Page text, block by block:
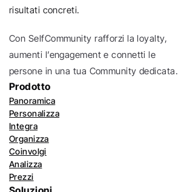
risultati concreti.
Con SelfCommunity rafforzi la loyalty,
aumenti l’engagement e connetti le
persone in una tua Community dedicata.
Prodotto
Panoramica
Personalizza
Integra
Organizza
Coinvolgi
Analizza
Prezzi